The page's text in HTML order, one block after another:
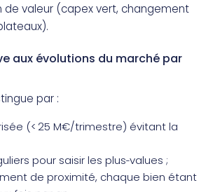
valeur (capex vert, changement
aux évolutions du marché par
par :
(< 25 M€/trimestre) évitant la
pour saisir les plus‑values ;
de proximité, chaque bien étant